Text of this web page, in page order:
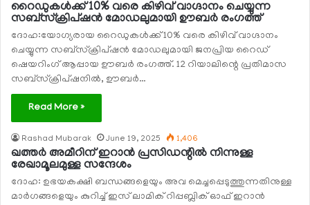
റൈഡുകള്‍ക്ക് 10% വരെ കിഴിവ് വാഗ്ദാനം ചെയ്യുന്ന
സബ്സ്‌ക്രിപ്ഷന്‍ മോഡലുമായി ഊബര്‍ രംഗത്ത്
ദോഹ:യോഗ്യരായ റൈഡുകള്‍ക്ക് 10% വരെ കിഴിവ് വാഗ്ദാനം
ചെയ്യുന്ന സബ്സ്‌ക്രിപ്ഷന്‍ മോഡലുമായി ജനപ്രിയ റൈഡ്
ഷെയറിംഗ് ആപ്പായ ഊബര്‍ രംഗത്ത്. 12 റിയാലിന്റെ പ്രതിമാസ
സബ്സ്‌ക്രിപ്ഷനില്‍, ഊബര്‍…
Read More »
Rashad Mubarak June 19, 2025 1,406
ഖത്തര്‍ അമീറിന് ഇറാന്‍ പ്രസിഡന്റില്‍ നിന്നുള്ള
രേഖാമൂലമുള്ള സന്ദേശം
ദോഹ: ഉഭയകക്ഷി ബന്ധങ്ങളെയും അവ മെച്ചപ്പെടുത്തുന്നതിനുള്ള
മാര്‍ഗങ്ങളെയും കുറിച്ച് ഇസ് ലാമിക് റിപ്പബ്ലിക് ഓഫ് ഇറാന്‍